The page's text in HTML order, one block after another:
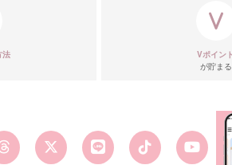
法
Vポイント
が貯まる